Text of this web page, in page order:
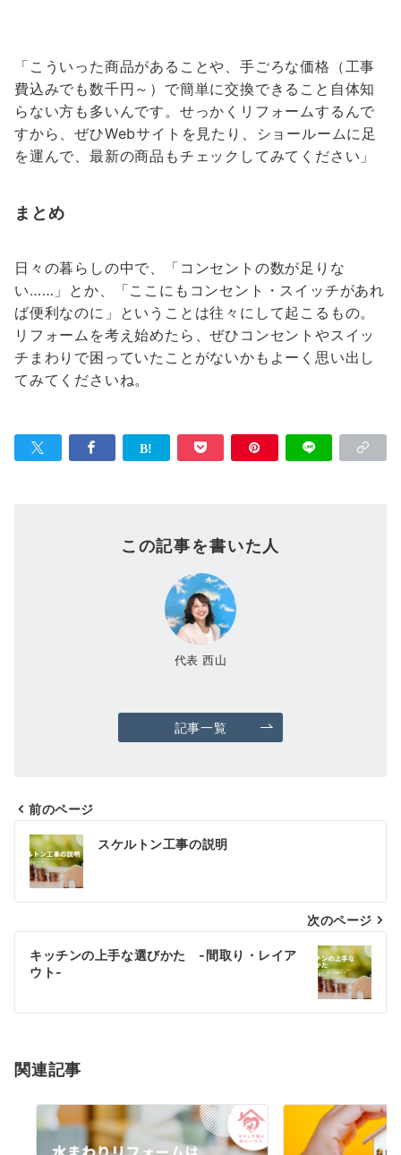
「こういった商品があることや、手ごろな価格（工事
費込みでも数千円～）で簡単に交換できること自体知
らない方も多いんです。せっかくリフォームするんで
すから、ぜひWebサイトを見たり、ショールームに足
を運んで、最新の商品もチェックしてみてください」
まとめ
日々の暮らしの中で、「コンセントの数が足りな
い……」とか、「ここにもコンセント・スイッチがあれ
ば便利なのに」ということは往々にして起こるもの。
リフォームを考え始めたら、ぜひコンセントやスイッ
チまわりで困っていたことがないかもよーく思い出し
てみてくださいね。
この記事を書いた人
代表 西山
記事一覧
投
稿
ナ
ビ
ゲ
シ
ン
前のページ
スケルトン工事の説明
次のページ
キッチンの上手な選びかた -間取り・レイア
ウト-
関連記事